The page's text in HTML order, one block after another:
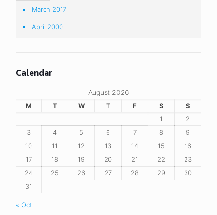
March 2017
April 2000
Calendar
August 2026
M T W T F S
S
1
2
3
4 5 6 7 8
9
10
11 12 13 14 15
16
17
18 19 20 21 22
23
24
25 26 27 28 29
30
31
« Oct